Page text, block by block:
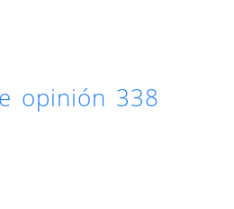
opinión 338